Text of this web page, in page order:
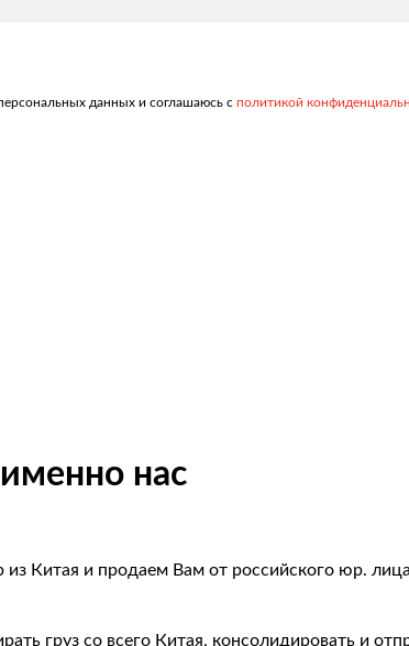
условий поставки
документация
данных и соглашаюсь с политикой
нас
Китая и продаем Вам от российского юр. лица
груз со всего Китая, консолидировать и